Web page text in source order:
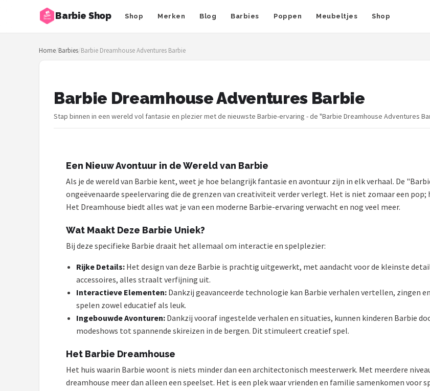
Barbie Shop Shop Merken Blog Barbies Poppen Meubeltjes Shop
Zoeken
NAVIGATIE
Meubeltjes
Home/Barbies/Barbie Dreamhouse Adventures Barbie
Barbie Dreamhouse Adventures Barbie
Stap binnen in een wereld vol fantasie en plezier met de nieuwste Barbie-ervaring - de "Barbie Dreamhouse Adventures
Een Nieuw Avontuur in de Wereld van Barbie
Als je de wereld van Barbie kent, weet je hoe belangrijk fantasie en avontuur zijn in elk verhaal. De
ongeëvenaarde speelervaring die de grenzen van creativiteit verder verlegt. Het is niet zomaar een
Het Dreamhouse biedt alles wat je van een moderne Barbie-ervaring verwacht en nog veel meer.
Wat Maakt Deze Barbie Uniek?
Bij deze specifieke Barbie draait het allemaal om interactie en spelplezier:
Rijke Details: Het design van deze Barbie is prachtig uitgewerkt, met aandacht voor de kleinste
accessoires, alles straalt verfijning uit.
Interactieve Elementen: Dankzij geavanceerde technologie kan Barbie verhalen vertellen, zingen
spelen zowel educatief als leuk.
Ingebouwde Avonturen: Dankzij vooraf ingestelde verhalen en situaties, kunnen kinderen Barbie
modeshows tot spannende skireizen in de bergen. Dit stimuleert creatief spel.
Het Barbie Dreamhouse
Het huis waarin Barbie woont is niets minder dan een architectonisch meesterwerk. Met meerdere
dreamhouse meer dan alleen een speelset. Het is een plek waar vrienden en familie samenkomen voor